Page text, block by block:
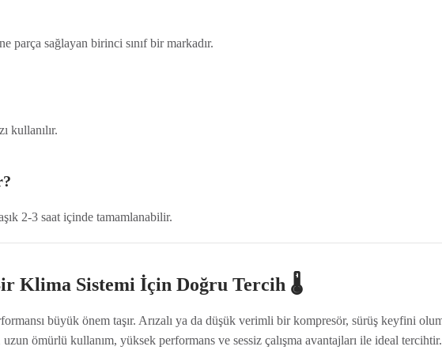
parça sağlayan birinci sınıf bir markadır.
kullanılır.
2-3 saat içinde tamamlanabilir.
Klima Sistemi İçin Doğru Tercih 🌡️
büyük önem taşır. Arızalı ya da düşük verimli bir kompresör, sürüş keyfini
uzun ömürlü kullanım, yüksek performans ve sessiz çalışma avantajları ile ideal tercihtir.